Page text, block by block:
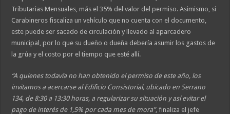
Tributarias Mensuales, más el 35% del valor del permiso. Asimismo, si
Carabineros fiscaliza un vehículo que no cuenta con el documento,
este puede ser sacado de circulación y llevado al aparcadero
municipal, por lo que su dueño o dueña debería asumir los gastos de
la grúa y el costo por el tiempo que esté allí.
“A quienes todavía no han obtenido el permiso de este año, los
invitamos a acercarse al Edificio Consistorial, ubicado en Serrano
134, de 8:30 a 13:30 horas, a regularizar su situación y así evitar el
pago de interés de 1,5% por cada mes de mora”, finaliza el jefe